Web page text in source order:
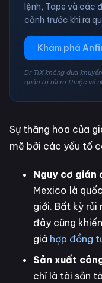
lệnh, Tape và các
cảnh trước khi ra
Khám phá
Dr TiX không đưa
quản trị rủi ro thuộc về
Sự thăng hoa của
mẽ bởi các yếu tố
Nguy cơ gián
Mexico là
giới. Bất kỳ rủi
đây cũng
giá hợp đồng
Sản xuất
chỉ là tài sản